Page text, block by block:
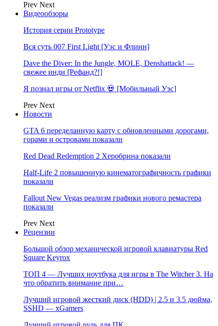
Prev Next
Видеообзоры
История серии Prototype
Вся суть 007 First Light [Уэс и Флинн]
Dave the Diver: In the Jungle, MOLE, Denshattack! —
свежее инди [Рефанд?!]
Я познал игры от Netflix 💀 [Мобильный Уэс]
Prev Next
Новости
GTA 6 переделанную карту с обновленными дорогами,
горами и островами показали
Red Dead Redemption 2 Херобрина показали
Half-Life 2 повышенную кинематографичность графики
показали
Fallout New Vegas реализм графики нового ремастера
показали
Prev Next
Рецензии
Большой обзор механической игровой клавиатуры Red
Square Keyrox
ТОП 4 — Лучших ноутбука для игры в The Witcher 3. На
что обратить внимание при…
Лучший игровой жесткий диск (HDD) | 2.5 и 3.5 дюйма,
SSHD — xGamers